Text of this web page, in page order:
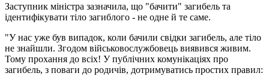
Заступник міністра зазначила, що "бачити" загибель та
ідентифікувати тіло загиблого - не одне й те саме.
"У нас уже був випадок, коли бачили свідки загибель, але тіло
не знайшли. Згодом військовослужбовець виявився живим.
Тому прохання до всіх! У публічних комунікаціях про
загибель, з поваги до родичів, дотримуватись простих правил: